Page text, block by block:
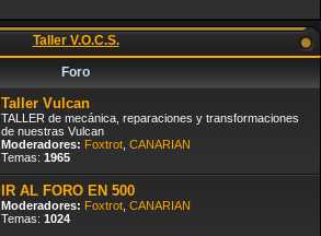
Taller V.O.C.S.
Foro
Taller Vulcan
TALLER de mecánica, reparaciones y transformaciones
de nuestras Vulcan
Moderadores: Foxtrot CANARIAN
Temas: 1965
IR AL FORO EN 500
Moderadores: Foxtrot CANARIAN
Temas: 1024